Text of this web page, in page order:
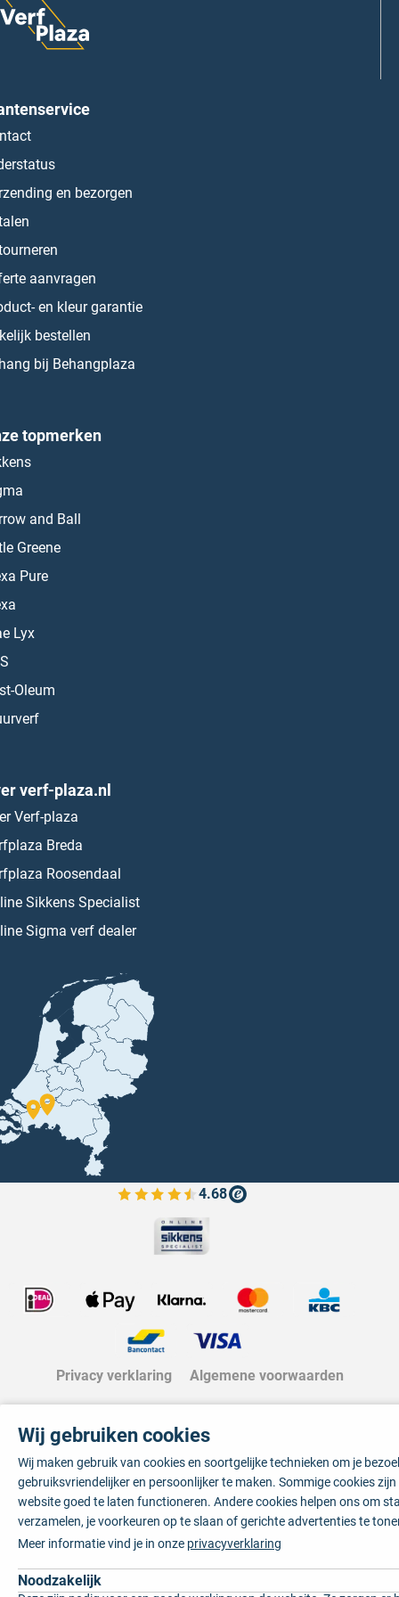
en bezorgen
aanvragen
en kleur garantie
bestellen
bij Behangplaza
topmerken
and Ball
Greene
Pure
Lyx
Oleum
verf-plaza.nl
Verf-plaza
Breda
Roosendaal
Sikkens Specialist
Sigma verf dealer
4.68
Bekijk de verfplaza beoordelingen
Privacy verklaring Algemene voorwaarden
Wij gebruiken cookies
Wij maken gebruik van cookies en soortgelijke technieken om je
gebruiksvriendelijker en persoonlijker te maken. Sommige cookies
website goed te laten functioneren. Andere cookies helpen ons om
verzamelen, je voorkeuren op te slaan of gerichte advertenties te
Meer informatie vind je in onze privacyverklaring
Noodzakelijk